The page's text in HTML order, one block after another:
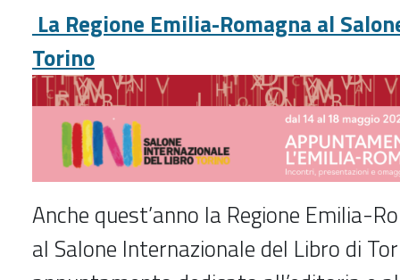
La Regione Emilia-Romagna al
Torino
Anche quest’anno la Regione Emilia-
al Salone Internazionale del Libro di